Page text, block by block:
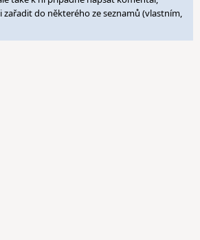
zařadit do některého ze seznamů (vlastním,